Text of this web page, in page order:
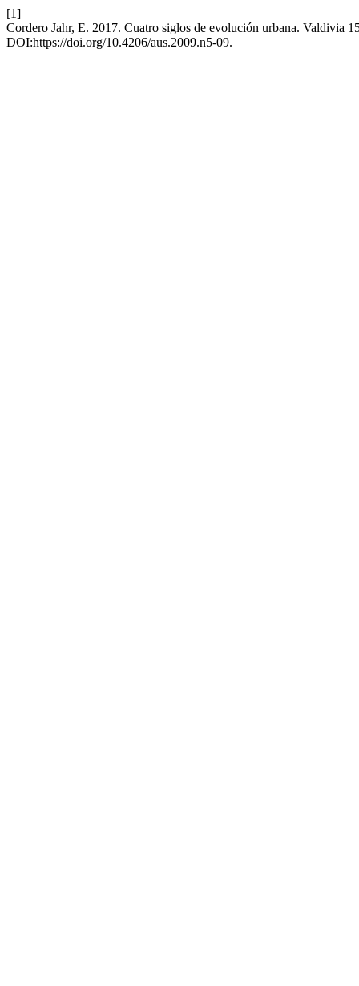
[1]
Cordero Jahr, E. 2017. Cuatro siglos de evolución urbana. Valdivia
DOI:https://doi.org/10.4206/aus.2009.n5-09.